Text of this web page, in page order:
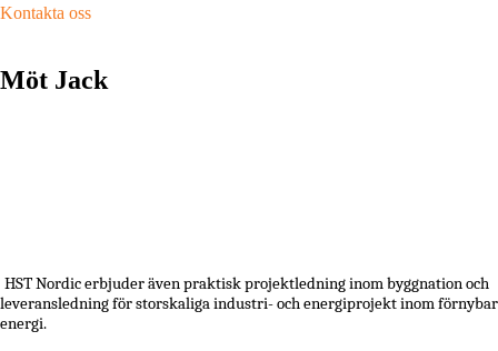
Kontakta oss
Möt Jack
HST Nordic erbjuder även praktisk projektledning inom byggnation och
leveransledning för storskaliga industri- och energiprojekt inom förnybar
energi.